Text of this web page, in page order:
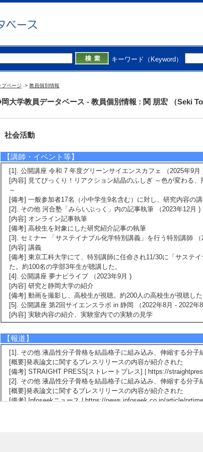
キーワード（Keyword）
プページ > 教員個別情報
岡大学教員データベース - 教員個別情報 : 関 朋宏 （Seki
[授与団体名] 日本化学会
[受賞学生氏名] 池田 昌弘 (総合科学技術研究科)
[授与団体名] 静岡大学
[受賞学生氏名] 岡田 拓己 (総合科学技術研究科)
[5]. 第14回CSJ化学フェスタ2024 優秀ポスター発表賞 (2024年
[授与団体名] 日本化学会
社会活動
【講師・イベント等】
[1]. 公開講座 令和 7 年度グリーンサイエンスカフェ （2025年9月
[内容] 見てびっくり！リアクション結晶のふしぎ ～色が変わる
～
[備考] 一般参加者17名（小中学生9名含む）に対し、研究内容の
[2]. その他 河合塾「みらいぶっく」内の記事執筆 （2023年12月 )
[内容] オンライン記事執筆
[備考] 高校生を対象にした研究紹介記事の執筆
[3]. セミナー 「サステイナブル化学特別講義」を行う特別講師 （
[内容] 講義
[備考] 東京工科大学にて、特別講師に任命され11/30に「サステ
た。約100名の学部3年生が聴講した。
[4]. 公開講座 夢ナビライブ （2023年9月 )
[内容] 研究と静岡大学の紹介
[備考] 動画を撮影し、高校生が視聴。約200人の高校生が視聴した
[5]. 公開講座 第2回サイエンスラボ in 静岡 （2022年8月 - 2022年
[内容] 実験内容の紹介、実験室内での実験の見学
【報道】
[1]. その他 液晶性分子骨格を結晶格子に組み込み、伸縮する分子
[概要]発表論文に関するプレスリリースの内容が紹介された
[備考] STRAIGHT PRESS[ストレートプレス] | https://
[2]. その他 液晶性分子骨格を結晶格子に組み込み、伸縮する分子
[概要]発表論文に関するプレスリリースの内容が紹介された
[備考] Infoseekニュース | https://news.infoseek.co.jp/article/